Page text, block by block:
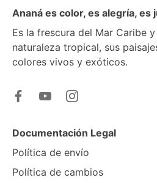
Ananá es color, es alegría, es
Es la frescura del Mar Caribe
naturaleza tropical, sus
colores vivos y exóticos.
Documentación Legal
Política de envío
Política de cambios